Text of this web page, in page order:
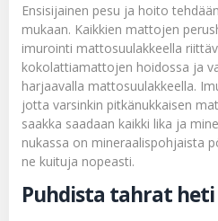
Ensisijainen pesu ja hoito
mukaan. Kaikkien mattojen
imurointi mattosuulakkeella
kokolattiamattojen hoidossa ja
harjaavalla mattosuulakkeella.
jotta varsinkin pitkänukkaisen
saakka saadaan kaikki lika ja
nukassa on mineraalispohjaista
ne kuituja nopeasti.
Puhdista tahrat heti